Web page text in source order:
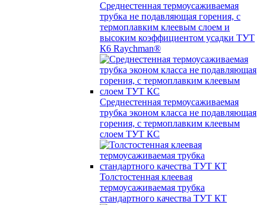
Среднестенная термоусаживаемая
трубка не подавляющая горения, с
термоплавким клеевым слоем и
высоким коэффициентом усадки ТУТ
К6 Raychman®
Среднестенная термоусаживаемая
трубка эконом класса не подавляющая
горения, с термоплавким клеевым
слоем ТУТ КС
Толстостенная клеевая
термоусаживаемая трубка
стандартного качества ТУТ КТ